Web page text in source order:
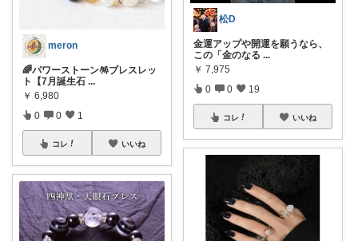
meron
🌈パワーストーン🪅ブレスレッ
ト【7月誕生石 ...
￥ 6,980
0 0 1
コレ いいね
松D
金運アップや開運を願うなら、
この「金のなる ...
￥ 7,975
0 0 19
コレ いいね